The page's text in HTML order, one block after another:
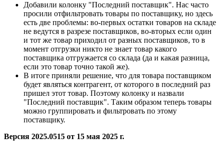
Добавили колонку "Последний поставщик". Нас часто
просили отфильтровать товары по поставщику, но здесь
есть две проблемы: во-первых остатки товаров на складе
не ведутся в разрезе поставщиков, во-вторых если один
и тот же товар приходил от разных поставщиков, то в
момент отгрузки никто не знает товар какого
поставщика отгружается со склада (да и какая разница,
если это товар точно такой же).
В итоге приняли решение, что для товара поставщиком
будет являться контрагент, от которого в последний раз
пришел этот товар. Поэтому колонку и назвали
"Последний поставщик". Таким образом теперь товары
можно группировать и фильтровать по этому
поставщику.
Версия 2025.0515 от 15 мая 2025 г.